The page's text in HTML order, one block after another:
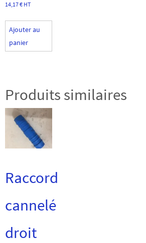
14,17€ HT
Ajouter au
panier
Produits similaires
Raccord
cannelé
droit